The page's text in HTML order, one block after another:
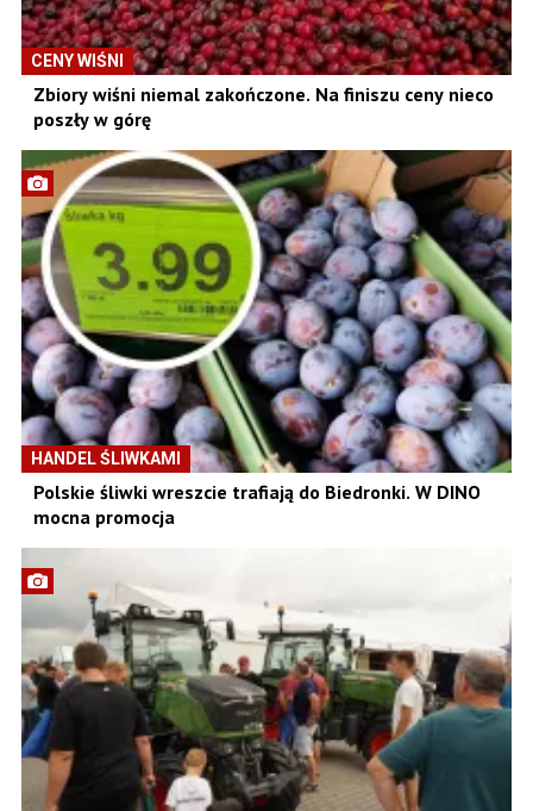
CENY WIŚNI
Zbiory wiśni niemal zakończone. Na finiszu ceny nieco
poszły w górę
HANDEL ŚLIWKAMI
Polskie śliwki wreszcie trafiają do Biedronki. W DINO
mocna promocja